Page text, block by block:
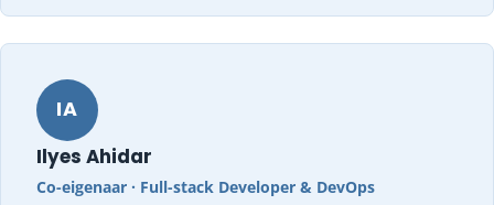
IA
Ilyes Ahidar
Co-eigenaar · Full-stack Developer & DevOps